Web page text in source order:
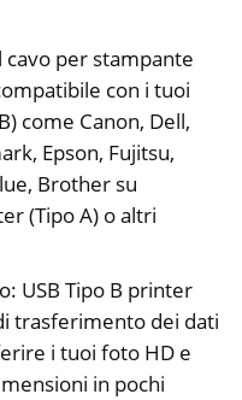
per stampante
con i tuoi
come Canon, Dell,
Epson, Fujitsu,
Brother su
(Tipo A) o altri
USB Tipo B printer
trasferimento dei dati
i tuoi foto HD e
in pochi